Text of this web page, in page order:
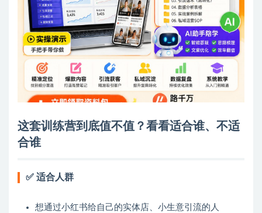
这套训练营到底值不值？看看适合谁、不适
合谁
✅ 适合人群
想通过小红书给自己的实体店、小生意引流的人